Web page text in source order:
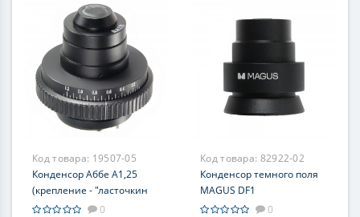
Код товара: 19507-05
Конденсор Аббе А1,25
(крепление - "ласточкин
хвост")
0
Код товара: 82922-02
Конденсор темного поля
MAGUS DF1
0